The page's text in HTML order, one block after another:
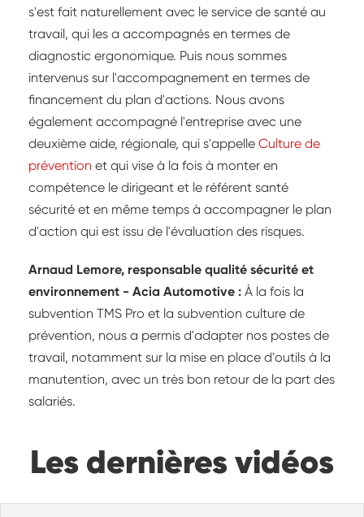
s'est fait naturellement avec le service de santé au
travail, qui les a accompagnés en termes de
diagnostic ergonomique. Puis nous sommes
intervenus sur l'accompagnement en termes de
financement du plan d'actions. Nous avons
également accompagné l'entreprise avec une
deuxième aide, régionale, qui s'appelle Culture de
prévention et qui vise à la fois à monter en
compétence le dirigeant et le référent santé
sécurité et en même temps à accompagner le plan
d'action qui est issu de l'évaluation des risques.
Arnaud Lemore, responsable qualité sécurité et
environnement - Acia Automotive : À la fois la
subvention TMS Pro et la subvention culture de
prévention, nous a permis d'adapter nos postes de
travail, notamment sur la mise en place d'outils à la
manutention, avec un très bon retour de la part des
salariés.
Les dernières vidéos